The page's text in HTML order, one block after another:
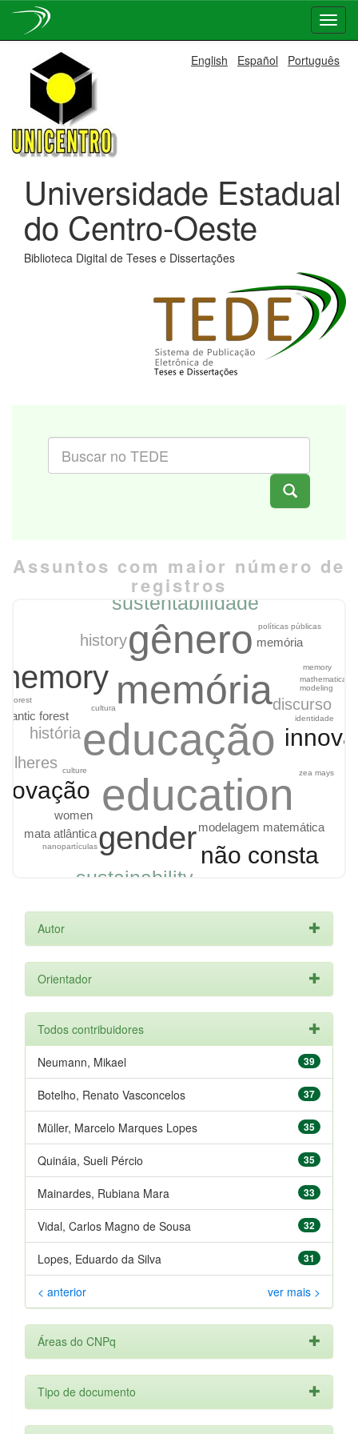
navigation
English Español Português
Universidade Estadual
do Centro-Oeste
Biblioteca Digital de Teses e Dissertações
Assuntos com maior número de
registros
educação
education
memória
gênero
gender não consta
sustentabilidade
sustainability
discurso
história
history
women
modelagem matemática
mata atlântica
atlantic forest
memória
zea mays
floresta com araucária
memory
políticas públicas
mathematical
modeling
identidade
forest
cultura
nanopartículas
culture
Autor
Orientador
Todos contribuidores
39
Neumann, Mikael
37
Botelho, Renato Vasconcelos
35
Müller, Marcelo Marques Lopes
35
Quináia, Sueli Pércio
33
Mainardes, Rubiana Mara
32
Vidal, Carlos Magno de Sousa
31
Lopes, Eduardo da Silva
< anterior ver mais >
Áreas do CNPq
Tipo de documento